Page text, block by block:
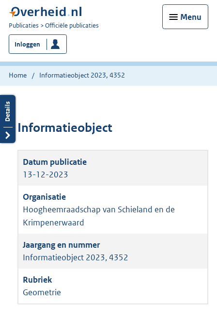
Menu
U
bent
nu
hier:
Publicaties Officiële publicaties
Inloggen
Home Informatieobject 2023, 4352
Informatieobject
13-12-2023
Hoogheemraadschap van Schieland en de
Krimpenerwaard
Informatieobject 2023, 4352
Geometrie